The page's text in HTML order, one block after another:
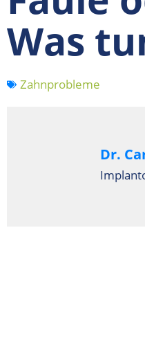
Was
Zahnprobleme
Dr.